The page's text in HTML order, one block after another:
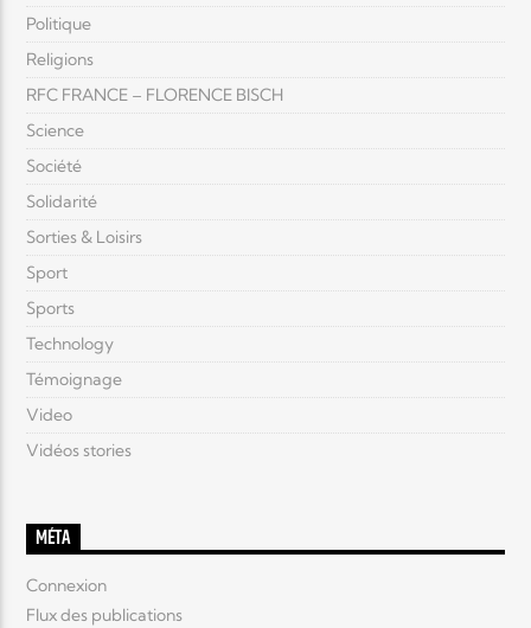
Politique
Religions
RFC FRANCE – FLORENCE BISCH
Science
Société
Solidarité
Sorties & Loisirs
Sport
Sports
Technology
Témoignage
Video
Vidéos stories
MÉTA
Connexion
Flux des publications